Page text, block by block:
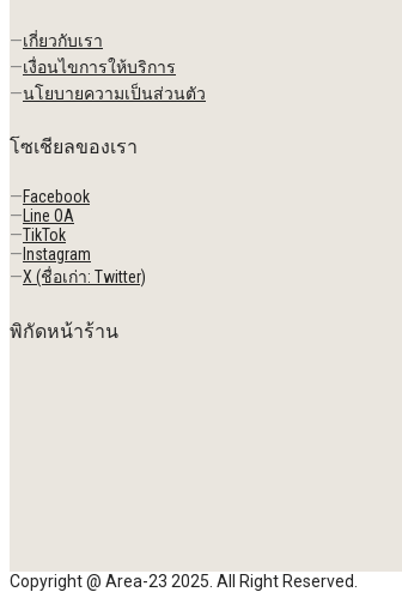
—เกี่ยวกับเรา
—เงื่อนไขการให้บริการ
—นโยบายความเป็นส่วนตัว
โซเชียลของเรา
—Facebook
—Line OA
—TikTok
— Instagram
—X (ชื่อเก่า: Twitter)
พิกัดหน้าร้าน
Copyright @ Area-23 2025. All Right Reserved.